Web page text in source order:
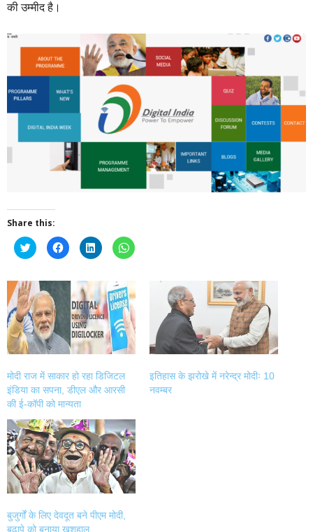
की उम्मीद है।
Share this:
Click
to
share
Twitter
(Opens
in
new
window)
Click
to
share
Facebook
(Opens
new
window)
Click
to
share
LinkedIn
(Opens
in
new
window)
Click
to
WhatsApp
in
new
window)
मोदी राज में साकार हो रहा डिजिटल
इंडिया का सपना, डीएल और आरसी
की ई-कॉपी को मान्यता
इतिहास के झरोखे में नरेन्द्र मोदीः 10
नवम्बर
बुजुर्गों के लिए देवदूत बने पीएम मोदी,
बुढ़ापे को बनाया खुशहाल